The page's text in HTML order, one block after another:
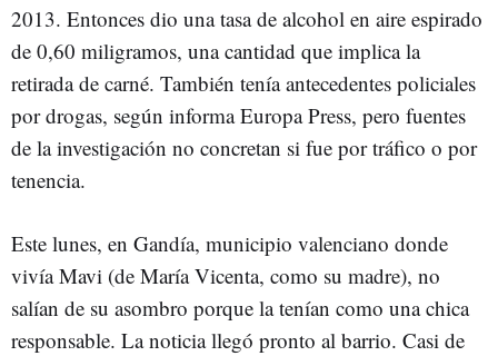
2013. Entonces dio una tasa de alcohol en aire espirado
de 0,60 miligramos, una cantidad que implica la
retirada de carné. También tenía antecedentes policiales
por drogas, según informa Europa Press, pero fuentes
de la investigación no concretan si fue por tráfico o por
tenencia.
Este lunes, en Gandía, municipio valenciano donde
vivía Mavi (de María Vicenta, como su madre), no
salían de su asombro porque la tenían como una chica
responsable. La noticia llegó pronto al barrio. Casi de